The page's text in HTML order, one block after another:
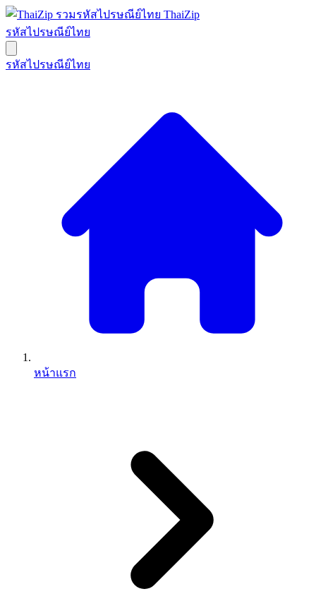
ThaiZip
รหัสไปรษณีย์ไทย
รหัสไปรษณีย์ไทย
หน้าแรก